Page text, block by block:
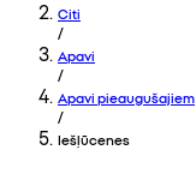
Citi
/
Apavi
/
Apavi pieaugušajiem
/
Iešļūcenes